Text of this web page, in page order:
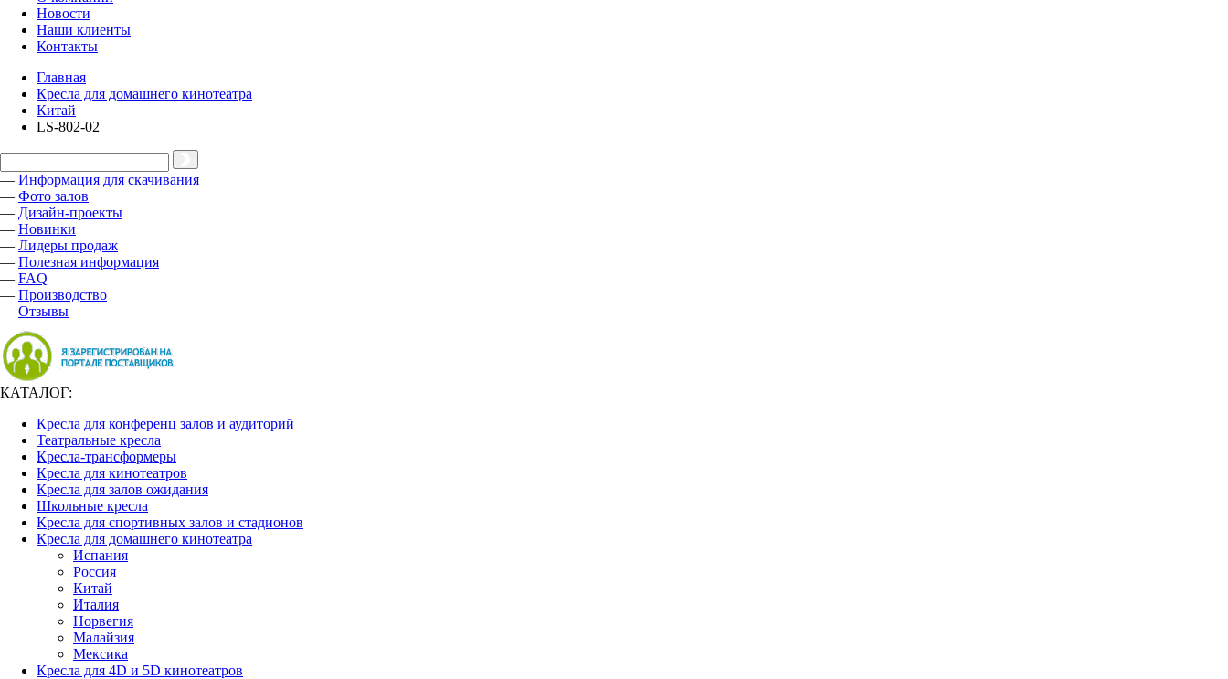
Новости
Наши клиенты
Контакты
Главная
Кресла для домашнего кинотеатра
Китай
LS-802-02
— Информация для скачивания
— Фото залов
— Дизайн-проекты
— Новинки
— Лидеры продаж
— Полезная информация
— FAQ
— Производство
— Отзывы
КАТАЛОГ:
Кресла для конференц залов и аудиторий
Театральные кресла
Кресла-трансформеры
Кресла для кинотеатров
Кресла для залов ожидания
Школьные кресла
Кресла для спортивных залов и стадионов
Кресла для домашнего кинотеатра
Испания
Россия
Китай
Италия
Норвегия
Малайзия
Мексика
Кресла для 4D и 5D кинотеатров